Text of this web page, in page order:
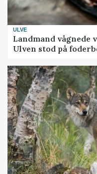
ULVE
Landmand vågnede
Ulven stod på